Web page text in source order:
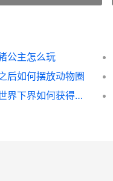
公主怎么玩
后如何摆放动物圈
我的世界下界如何生存 我的世界下界如何获得沙烁